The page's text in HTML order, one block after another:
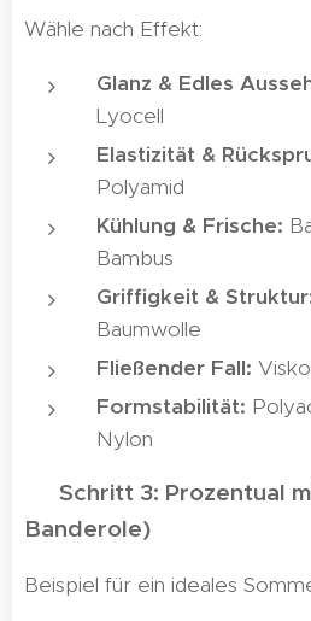
Wähle nach Effekt:
Glanz & Edles
Lyocell
Elastizität &
Polyamid
Kühlung & Frische:
Bambus
Griffigkeit &
Baumwolle
Fließender Fall:
Formstabilität:
Nylon
📌 Schritt 3: Prozentual
Banderole)
Beispiel für ein ideales